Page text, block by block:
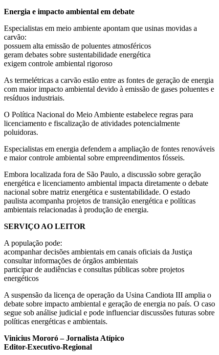
Energia e impacto ambiental em debate
Especialistas em meio ambiente apontam que usinas movidas a
carvão:
possuem alta emissão de poluentes atmosféricos
geram debates sobre sustentabilidade energética
exigem controle ambiental rigoroso
As termelétricas a carvão estão entre as fontes de geração de energia
com maior impacto ambiental devido à emissão de gases poluentes e
resíduos industriais.
O Política Nacional do Meio Ambiente estabelece regras para
licenciamento e fiscalização de atividades potencialmente
poluidoras.
Especialistas em energia defendem a ampliação de fontes renováveis
e maior controle ambiental sobre empreendimentos fósseis.
Embora localizada fora de São Paulo, a discussão sobre geração
energética e licenciamento ambiental impacta diretamente o debate
nacional sobre matriz energética e sustentabilidade. O estado
paulista acompanha projetos de transição energética e políticas
ambientais relacionadas à produção de energia.
SERVIÇO AO LEITOR
A população pode:
acompanhar decisões ambientais em canais oficiais da Justiça
consultar informações de órgãos ambientais
participar de audiências e consultas públicas sobre projetos
energéticos
A suspensão da licença de operação da Usina Candiota III amplia o
debate sobre impacto ambiental e geração de energia no país. O caso
segue sob análise judicial e pode influenciar discussões futuras sobre
políticas energéticas e ambientais.
Vinicius Mororó – Jornalista Atípico
Editor-Executivo-Regional